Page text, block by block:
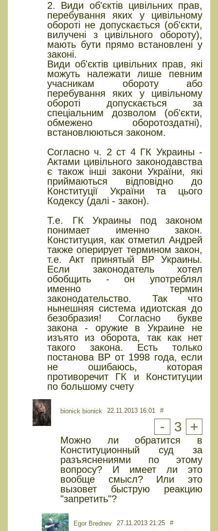
2. Види об'єктів цивільних прав,
перебування яких у цивільному
обороті не допускається (об'єкти,
вилучені з цивільного обороту),
мають бути прямо встановлені у
законі.
Види об'єктів цивільних прав, які
можуть належати лише певним
учасникам обороту або
перебування яких у цивільному
обороті допускається за
спеціальним дозволом (об'єкти,
обмежено оборотоздатні),
встановлюються законом.
Согласно ч. 2 ст 4 ГК Украины -
Актами цивільного законодавства
є також інші закони України, які
приймаються відповідно до
Конституції України та цього
Кодексу (далі - закон).
Т.е. ГК Украины под законом
понимает именно закон.
Конституция, как отметил Андрей
также оперирует термином закон,
т.е. Акт принятый ВР Украины.
Если законодатель хотел
обобщить - он употреблял
именно термин
законодательство. Так что
нынешняя система идиотская до
безобразия! Согласно букве
закона - оружие в Украине не
изъято из оборота, так как нет
такого закона. Есть только
постанова ВР от 1998 года, если
не ошибаюсь, которая
противоречит ГК и Конституции
по большому счету
bionick bionick 22.11.2013 16:01 #
- 3 +
Можно ли обратится в
Конституционный суд за
разъяснениями по этому
вопросу? И имеет ли это
вообще смысл? Или это
вызовет быструю реакцию
"запретить"?
Egor Brednev 27.11.2013 21:25 #